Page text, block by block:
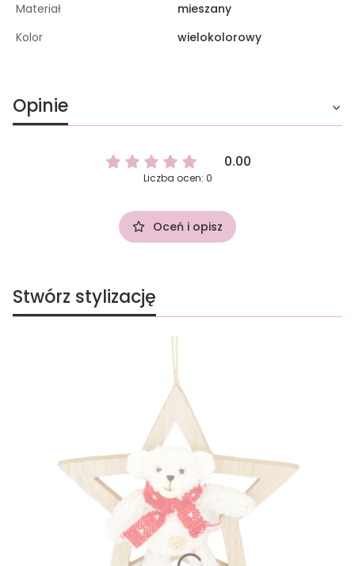
Materiał
mieszany
Kolor
wielokolorowy
Opinie
0.00
Liczba ocen: 0
Oceń i opisz
Stwórz stylizację